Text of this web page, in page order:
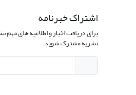
اشتراک خبرنامه
برای دریافت اخبار و اطلاعیه های مهم
نشریه مشترک شوید.